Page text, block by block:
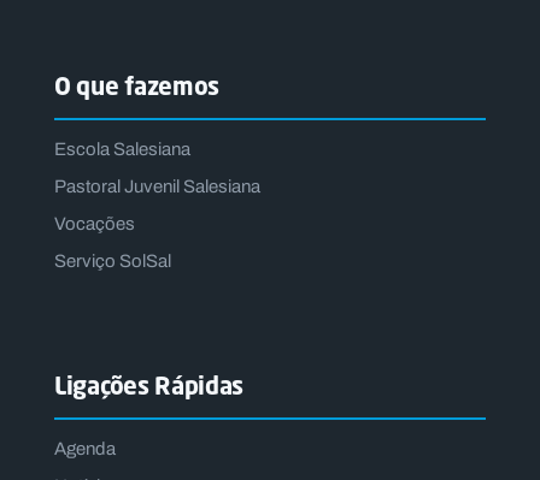
O que fazemos
Escola Salesiana
Pastoral Juvenil Salesiana
Vocações
Serviço SolSal
Ligações Rápidas
Agenda